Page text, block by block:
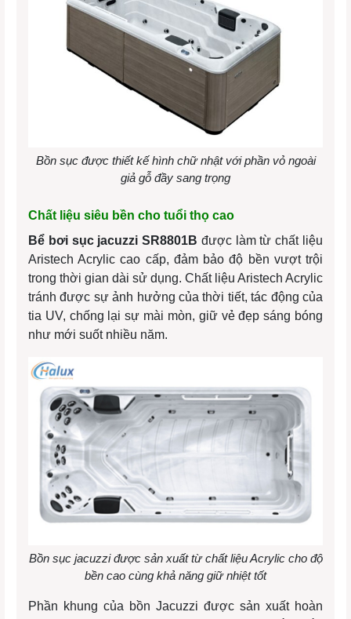
Bồn sục được thiết kế hình chữ nhật với phần vỏ ngoài
giả gỗ đầy sang trọng
Chất liệu siêu bền cho tuổi thọ cao
Bể bơi sục jacuzzi SR8801B được làm từ chất liệu
Aristech Acrylic cao cấp, đảm bảo độ bền vượt trội
trong thời gian dài sử dụng. Chất liệu Aristech Acrylic
tránh được sự ảnh hưởng của thời tiết, tác động của
tia UV, chống lại sự mài mòn, giữ vẻ đẹp sáng bóng
như mới suốt nhiều năm.
Bồn sục jacuzzi được sản xuất từ chất liệu Acrylic cho độ
bền cao cùng khả năng giữ nhiệt tốt
Phần khung của bồn Jacuzzi được sản xuất hoàn